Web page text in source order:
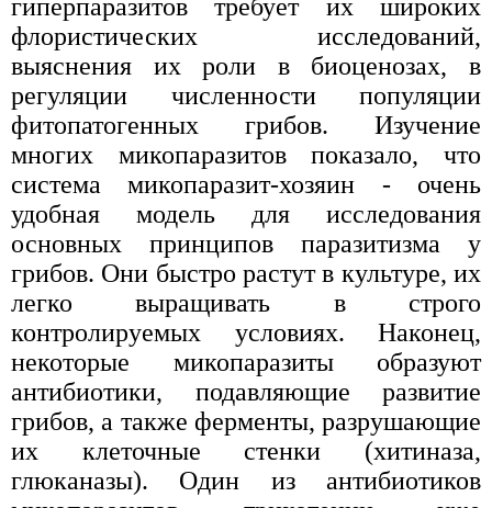
гиперпаразитов требует их широких
флористических исследований,
выяснения их роли в биоценозах, в
регуляции численности популяции
фитопатогенных грибов. Изучение
многих микопаразитов показало, что
система микопаразит-хозяин - очень
удобная модель для исследования
основных принципов паразитизма у
грибов. Они быстро растут в культуре, их
легко выращивать в строго
контролируемых условиях. Наконец,
некоторые микопаразиты образуют
антибиотики, подавляющие развитие
грибов, а также ферменты, разрушающие
их клеточные стенки (хитиназа,
глюканазы). Один из антибиотиков